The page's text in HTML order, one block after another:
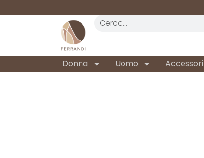
REALTÀ STORICA
DAL 1962
Donna Uomo Accessori